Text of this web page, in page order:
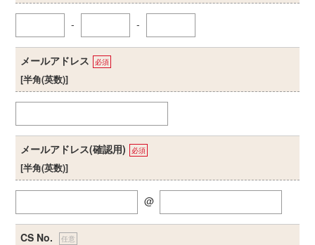
- -
メールアドレス 必須
[半角(英数)]
メールアドレス(確認用) 必須
[半角(英数)]
@
CS No. 任意